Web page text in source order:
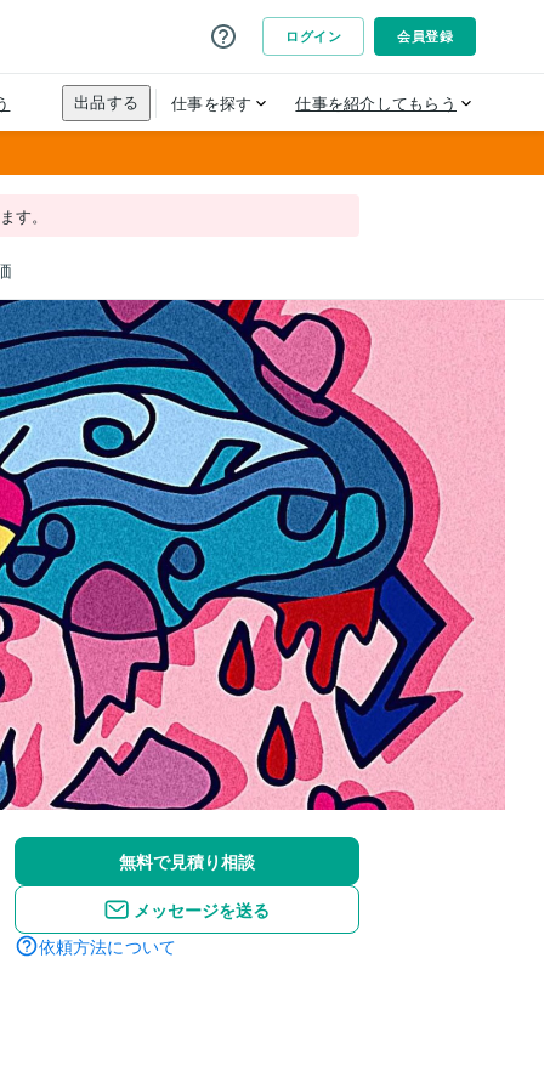
す。
無料で見積り相談
メッセージを送る
依頼方法について